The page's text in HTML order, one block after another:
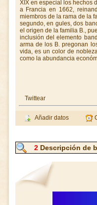
XIX en especial los hechos
a Francia en 1662,
miembros de la rama de la
segundo, en gules, dos
el origen de la familia B.,
inclusión del elemento
arma de los B. pregonan
vida, es un color de
como la abundancia
Twittear
Añadir datos
2 Descripción de